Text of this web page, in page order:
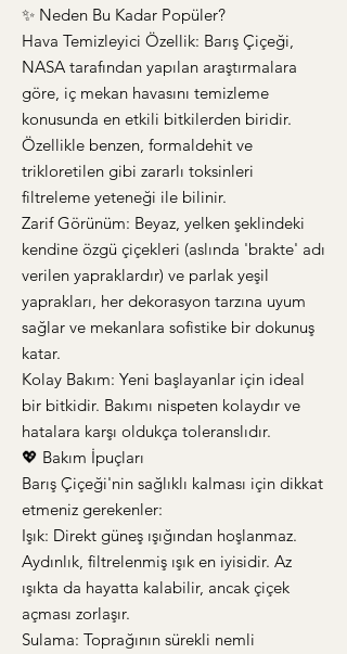
✨ Neden Bu Kadar Popüler?
Hava Temizleyici Özellik: Barış Çiçeği,
NASA tarafından yapılan araştırmalara
göre, iç mekan havasını temizleme
konusunda en etkili bitkilerden biridir.
Özellikle benzen, formaldehit ve
trikloretilen gibi zararlı toksinleri
filtreleme yeteneği ile bilinir.
Zarif Görünüm: Beyaz, yelken şeklindeki
kendine özgü çiçekleri (aslında 'brakte' adı
verilen yapraklardır) ve parlak yeşil
yaprakları, her dekorasyon tarzına uyum
sağlar ve mekanlara sofistike bir dokunuş
katar.
Kolay Bakım: Yeni başlayanlar için ideal
bir bitkidir. Bakımı nispeten kolaydır ve
hatalara karşı oldukça toleranslıdır.
💖 Bakım İpuçları
Barış Çiçeği'nin sağlıklı kalması için dikkat
etmeniz gerekenler:
Işık: Direkt güneş ışığından hoşlanmaz.
Aydınlık, filtrelenmiş ışık en iyisidir. Az
ışıkta da hayatta kalabilir, ancak çiçek
açması zorlaşır.
Sulama: Toprağının sürekli nemli